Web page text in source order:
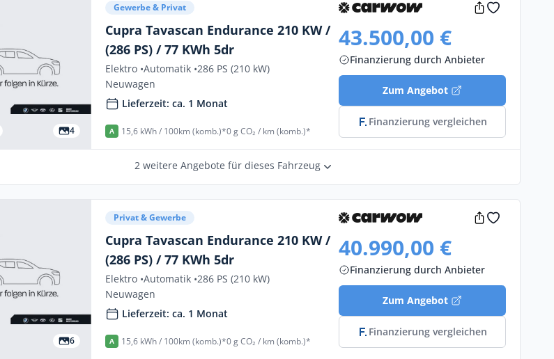
4
Gewerbe & Privat
Cupra Tavascan Endurance 210 KW /
(286 PS) / 77 KWh 5dr
Elektro •Automatik •286 PS (210 kW)
Neuwagen
Lieferzeit: ca. 1 Monat
A 15,6 kWh / 100km (komb.)*0 g CO₂ / km (komb.)*
43.500,00 €
Finanzierung durch Anbieter
Zum Angebot
Finanzierung vergleichen
2 weitere Angebote für dieses Fahrzeug
6
Privat & Gewerbe
Cupra Tavascan Endurance 210 KW /
(286 PS) / 77 KWh 5dr
Elektro •Automatik •286 PS (210 kW)
Neuwagen
Lieferzeit: ca. 1 Monat
A 15,6 kWh / 100km (komb.)*0 g CO₂ / km (komb.)*
40.990,00 €
Finanzierung durch Anbieter
Zum Angebot
Finanzierung vergleichen